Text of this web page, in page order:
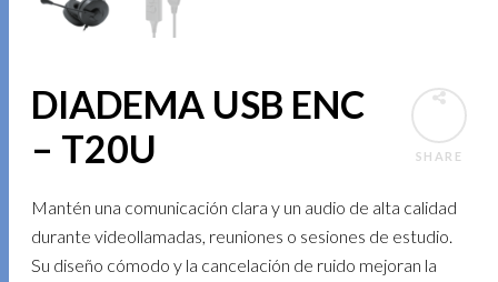
SHARE
DIADEMA USB ENC
– T20U
Mantén una comunicación clara y un audio de alta calidad
durante videollamadas, reuniones o sesiones de estudio.
Su diseño cómodo y la cancelación de ruido mejoran la